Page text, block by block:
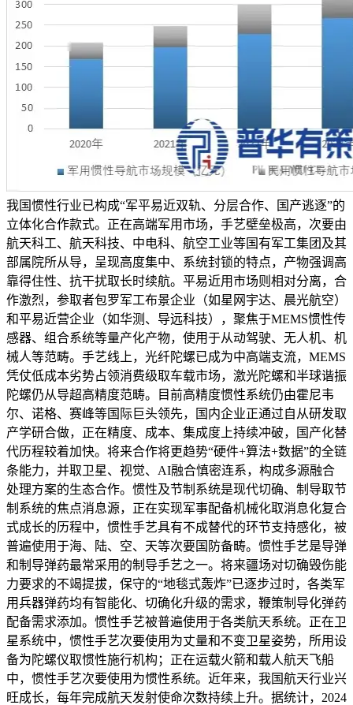
我国惯性行业已构成“军平易近双轨、分层合作、国产逃逐”的
立体化合作款式。正在高端军用市场，手艺壁垒极高，次要由
航天科工、航天科技、中电科、航空工业等国有军工集团及其
部属院所从导，呈现高度集中、系统封锁的特点，产物强调高
靠得住性、抗干扰取长时续航。平易近用市场则相对分离，合
作激烈，参取者包罗军工布景企业（如星网宇达、晨光航空）
和平易近营企业（如华测、导远科技），聚焦于MEMS惯性传
感器、组合系统等量产化产物，使用于从动驾驶、无人机、机
械人等范畴。手艺线上，光纤陀螺已成为中高端支流，MEMS
凭仗低成本劣势占领消费级取车载市场，激光陀螺和半球谐振
陀螺仍从导超高精度范畴。目前高精度惯性系统仍由霍尼韦
尔、诺格、赛峰等国际巨头领先，国内企业正通过自从研发取
产学研合做，正在精度、成本、集成度上持续冲破，国产化替
代历程较着加快。将来合作将更趋势“硬件+算法+数据”的全链
条能力，并取卫星、视觉、AI融合慎密连系，构成多源融合
处理方案的生态合作。惯性及节制系统是现代切确、制导取节
制系统的焦点消息源，正在实现军事配备机械化取消息化复合
式成长的历程中，惯性手艺具有不成替代的环节支持感化，被
普遍使用于海、陆、空、天等次要国防备畴。惯性手艺是导弹
和制导弹药最常采用的制导手艺之一。将来疆场对切确毁伤能
力要求的不竭提拔，保守的“地毯式轰炸”已逐步过时，各类军
用兵器弹药均有智能化、切确化升级的需求，鞭策制导化弹药
配备需求添加。惯性手艺被普遍使用于各类航天系统。正在卫
星系统中，惯性手艺次要使用为丈量和不变卫星姿势，所用设
备为陀螺仪取惯性施行机构；正在运载火箭和载人航天飞船
中，惯性手艺次要使用为惯性系统。近年来，我国航天行业兴
旺成长，每年完成航天发射使命次数持续上升。据统计，2024